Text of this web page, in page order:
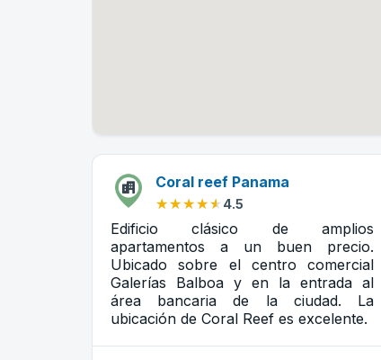
Coral reef Panama
★★★★★
★★★★★ 4.5
Edificio clásico de amplios
apartamentos a un buen precio.
Ubicado sobre el centro comercial
Galerías Balboa y en la entrada al
área bancaria de la ciudad. La
ubicación de Coral Reef es excelente.